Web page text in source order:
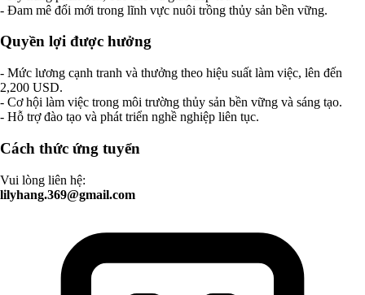
- Đam mê đổi mới trong lĩnh vực nuôi trồng thủy sản bền vững.
Quyền lợi được hưởng
- Mức lương cạnh tranh và thưởng theo hiệu suất làm việc, lên đến
2,200 USD.
- Cơ hội làm việc trong môi trường thủy sản bền vững và sáng tạo.
- Hỗ trợ đào tạo và phát triển nghề nghiệp liên tục.
Cách thức ứng tuyển
Vui lòng liên hệ:
lilyhang.369@gmail.com